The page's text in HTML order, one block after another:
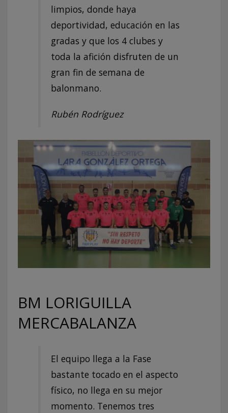
limpios, donde haya
deportividad, educación en las
gradas y que los 4 clubes y
toda la afición disfruten de un
gran fin de semana de
balonmano.
Rubén Rodríguez
BM LORIGUILLA
MERCABALANZA
El equipo llega a la Fase
bastante tocado en el aspecto
físico, no llega en su mejor
momento. Tenemos tres